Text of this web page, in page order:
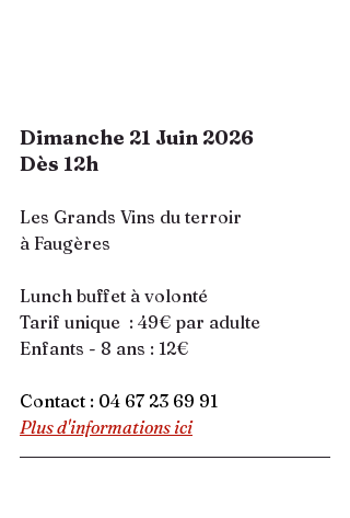
Dimanche 21 Juin 2026
Dès 12h
Les Grands Vins du terroir
à Faugères
Lunch buffet à volonté
Tarif unique  : 49€ par adulte
Enfants - 8 ans : 12€
Contact : 04 67 23 69 91
Plus d'informations ici